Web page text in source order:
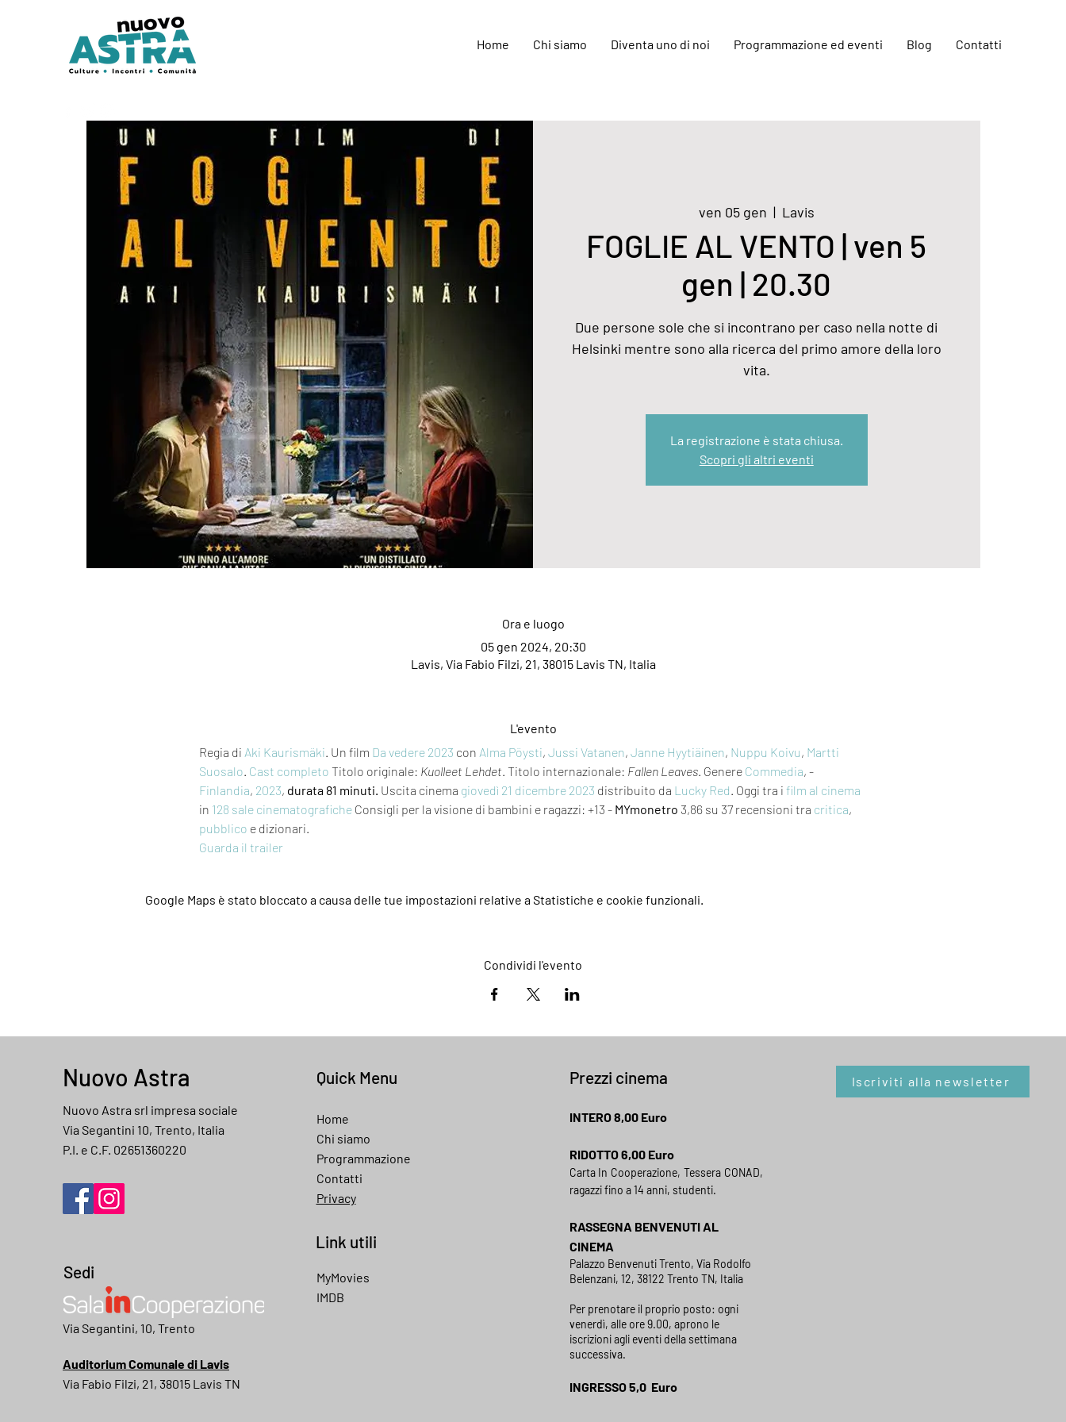
Home Chi siamo Diventa uno di noi Programmazione ed eventi Blog Contatti
ven 05 gen
  |
Lavis
FOGLIE AL VENTO | ven 5
gen | 20.30
Due persone sole che si incontrano per caso nella notte di
Helsinki mentre sono alla ricerca del primo amore della loro
vita.
La registrazione è stata chiusa.
Scopri gli altri eventi
Ora e luogo
05 gen 2024, 20:30
Lavis, Via Fabio Filzi, 21, 38015 Lavis TN, Italia
L'evento
Regia di Aki Kaurismäki . Un film Da vedere 2023 con Alma Pöysti, Jussi Vatanen, Janne Hyytiäinen, Nuppu Koivu , Martti
Suosalo Cast completo Titolo originale: Kuolleet Lehdet . Titolo internazionale: Fallen Leaves. Genere Commedia, -
Finlandia, 2023, durata 81 minuti. Uscita cinema giovedì 21 dicembre 2023 distribuito da Lucky Red . Oggi tra i film al cinema
in 128 sale cinematografiche Consigli per la visione di bambini e ragazzi: +13 - MYmonetro 3,86 su 37 recensioni tra critica,
pubblico e dizionari.
Guarda il trailer
Google Maps è stato bloccato a causa delle tue impostazioni relative a Statistiche e cookie funzionali.
Condividi l'evento
Nuovo Astra
Nuovo Astra srl impresa sociale
Via Segantini 10, Trento, Italia
P.I. e C.F. 02651360220
Sedi
Via Segantini, 10, Trento
Auditorium Comunale di Lavis
Via Fabio Filzi, 21, 38015 Lavis TN
Quick Menu
Home
Chi siamo
Programmazione
Contatti
Privacy
Link utili
MyMovies
IMDB
Prezzi cinema
INTERO 8,00 Euro
RIDOTTO 6,00 Euro
Carta In Cooperazione, Tessera CONAD,
ragazzi fino a 14 anni, studenti.
RASSEGNA BENVENUTI AL
CINEMA
Palazzo Benvenuti Trento, Via Rodolfo
Belenzani, 12, 38122 Trento TN, Italia
Per prenotare il proprio posto: ogni
venerdì, alle ore 9.00, aprono le
iscrizioni agli eventi della settimana
successiva.
INGRESSO 5,0 Euro
Iscriviti alla newsletter